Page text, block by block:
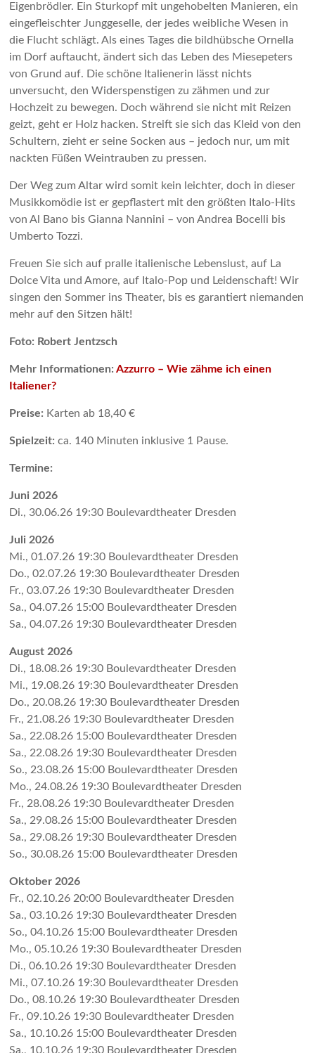
Eigenbrödler. Ein Sturkopf mit ungehobelten Manieren, ein
eingefleischter Junggeselle, der jedes weibliche Wesen in
die Flucht schlägt. Als eines Tages die bildhübsche Ornella
im Dorf auftaucht, ändert sich das Leben des Miesepeters
von Grund auf. Die schöne Italienerin lässt nichts
unversucht, den Widerspenstigen zu zähmen und zur
Hochzeit zu bewegen. Doch während sie nicht mit Reizen
geizt, geht er Holz hacken. Streift sie sich das Kleid von den
Schultern, zieht er seine Socken aus – jedoch nur, um mit
nackten Füßen Weintrauben zu pressen.
Der Weg zum Altar wird somit kein leichter, doch in dieser
Musikkomödie ist er gepflastert mit den größten Italo-Hits
von Al Bano bis Gianna Nannini – von Andrea Bocelli bis
Umberto Tozzi.
Freuen Sie sich auf pralle italienische Lebenslust, auf La
Dolce Vita und Amore, auf Italo-Pop und Leidenschaft! Wir
singen den Sommer ins Theater, bis es garantiert niemanden
mehr auf den Sitzen hält!
Foto: Robert Jentzsch
Mehr Informationen:Azzurro – Wie zähme ich einen
Italiener?
Preise: Karten ab 18,40 €
Spielzeit: ca. 140 Minuten inklusive 1 Pause.
Termine:
Juni 2026
Di., 30.06.26 19:30 Bou­le­vard­the­ater Dres­den
Juli 2026
Mi., 01.07.26 19:30 Bou­le­vard­the­ater Dres­den
Do., 02.07.26 19:30 Bou­le­vard­the­ater Dres­den
Fr., 03.07.26 19:30 Bou­le­vard­the­ater Dres­den
Sa., 04.07.26 15:00 Bou­le­vard­the­ater Dres­den
Sa., 04.07.26 19:30 Bou­le­vard­the­ater Dres­den
August 2026
Di., 18.08.26 19:30 Bou­le­vard­the­ater Dres­den
Mi., 19.08.26 19:30 Bou­le­vard­the­ater Dres­den
Do., 20.08.26 19:30 Bou­le­vard­the­ater Dres­den
Fr., 21.08.26 19:30 Bou­le­vard­the­ater Dres­den
Sa., 22.08.26 15:00 Bou­le­vard­the­ater Dres­den
Sa., 22.08.26 19:30 Bou­le­vard­the­ater Dres­den
So., 23.08.26 15:00 Bou­le­vard­the­ater Dres­den
Mo., 24.08.26 19:30 Bou­le­vard­the­ater Dres­den
Fr., 28.08.26 19:30 Bou­le­vard­the­ater Dres­den
Sa., 29.08.26 15:00 Bou­le­vard­the­ater Dres­den
Sa., 29.08.26 19:30 Bou­le­vard­the­ater Dres­den
So., 30.08.26 15:00 Bou­le­vard­the­ater Dres­den
Oktober 2026
Fr., 02.10.26 20:00 Bou­le­vard­the­ater Dres­den
Sa., 03.10.26 19:30 Bou­le­vard­the­ater Dres­den
So., 04.10.26 15:00 Bou­le­vard­the­ater Dres­den
Mo., 05.10.26 19:30 Bou­le­vard­the­ater Dres­den
Di., 06.10.26 19:30 Bou­le­vard­the­ater Dres­den
Mi., 07.10.26 19:30 Bou­le­vard­the­ater Dres­den
Do., 08.10.26 19:30 Bou­le­vard­the­ater Dres­den
Fr., 09.10.26 19:30 Bou­le­vard­the­ater Dres­den
Sa., 10.10.26 15:00 Bou­le­vard­the­ater Dres­den
Sa., 10.10.26 19:30 Bou­le­vard­the­ater Dres­den